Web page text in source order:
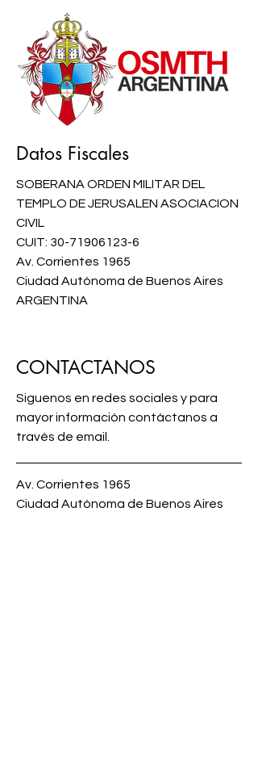
Datos Fiscales
SOBERANA ORDEN MILITAR DEL
TEMPLO DE JERUSALEN ASOCIACION
CIVIL
CUIT: 30-71906123-6
Av. Corrientes 1965
Ciudad Autónoma de Buenos Aires
ARGENTINA
CONTACTANOS
Siguenos en redes sociales y para
mayor información contáctanos a
través de email.
Av. Corrientes 1965
Ciudad Autónoma de Buenos Aires